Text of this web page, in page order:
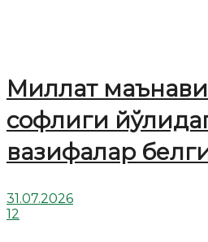
Миллат
софлиги
вазифалар
31.07.2026
12